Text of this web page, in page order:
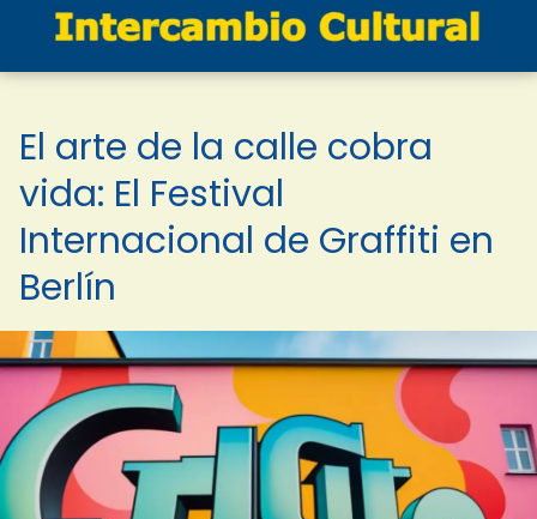
El arte de la calle cobra
vida: El Festival
Internacional de Graffiti en
Berlín